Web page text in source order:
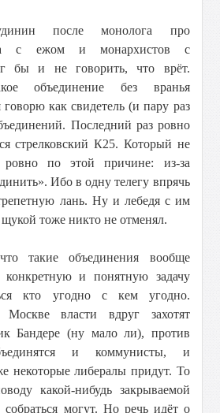
после монолога про
с ежом и монархистов с
бы и не говорить, что врёт.
объединение без вранья
как свидетель (и пару раз
Последний раз ровно
стрелковский К25. Который не
ровно по этой причине: из-за
Ибо в одну телегу впрячь
лань. Ну и лебедя с им
тоже никто не отменял.
такие объединения вообще
и понятную задачу
кто угодно с кем угодно.
власти вдруг захотят
Бандере (ну мало ли), против
и коммунисты, и
некоторые либералы придут. То
какой-нибудь закрываемой
могут. Но речь идёт о